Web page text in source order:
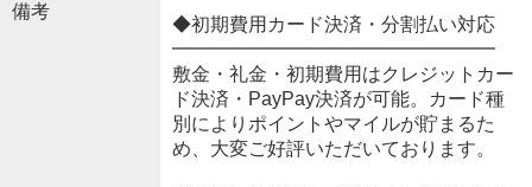
備考
◆初期費用カード決済・分割払い対応
━━━━━━━━━━━━━━━━━
敷金・礼金・初期費用はクレジットカー
ド決済・PayPay決済が可能。カード種
別によりポイントやマイルが貯まるた
め、大変ご好評いただいております。